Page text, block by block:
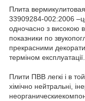
Плита
33909284-002:2006
одночасно з високою
показники по
прекрасними
терміном експлуатації.
Плити ПВВ легкі і в
хімічно нейтральні,